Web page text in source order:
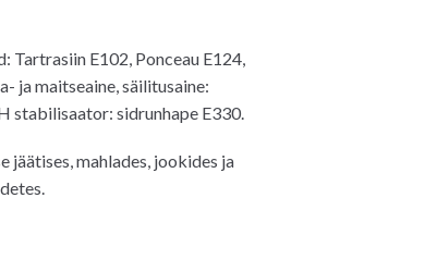
Tartrasiin E102, Ponceau E124,
ja maitseaine, säilitusaine:
stabilisaator: sidrunhape E330.
jäätises, mahlades, jookides ja